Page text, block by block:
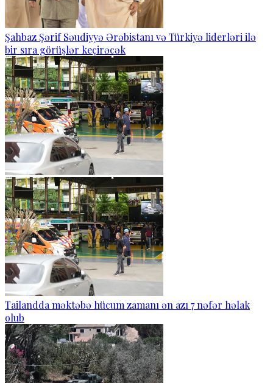
Şahbaz Şərif Səudiyyə Ərəbistanı və Türkiyə liderləri ilə
bir sıra görüşlər keçirəcək
Tailandda məktəbə hücum zamanı ən azı 7 nəfər həlak
olub